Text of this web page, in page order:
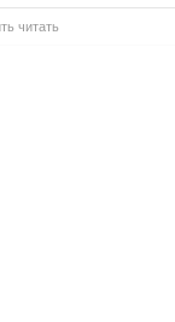
читать